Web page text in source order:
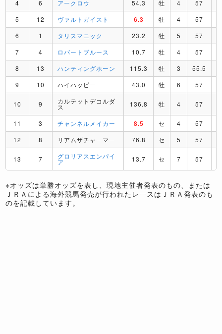
4
6 アークロウ 54.3 牡 4 57
5
12 ヴァルトガイスト 6.3 牡 4 57
6
1 タリスマニック 23.2 牡 5 57
7
4 ロバートブルース 10.7 牡 4 57
8
13 ハンティングホーン 115.3 牡 3 55.5
9
10 ハイハッピー 43.0 牡 6 57
10 9 カルテットデコルダ
ス 136.8 牡 4 57
11 3 チャンネルメイカー 8.5 セ 4 57
12
8 リアムザチャーマー 76.8 セ 5 57
13 7 グロリアスエンパイ
ア 13.7 セ 7 57
※オッズは単勝オッズを表し、現地主催者発表のもの、または
ＪＲＡによる海外競馬発売が行われたレースはＪＲＡ発表のも
のを記載しています。